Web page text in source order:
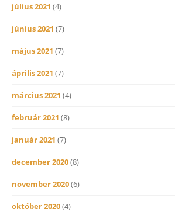
július 2021 (4)
június 2021 (7)
május 2021 (7)
április 2021 (7)
március 2021 (4)
február 2021 (8)
január 2021 (7)
december 2020(8)
november 2020(6)
október 2020(4)